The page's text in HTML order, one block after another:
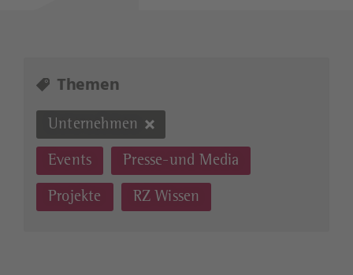
Themen
Unternehmen
Events
Presse-und Media
Projekte
RZ Wissen